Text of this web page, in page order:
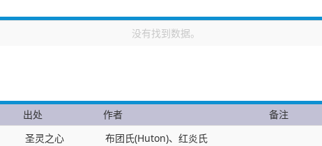
没有找到数据。
出处 作者
备注
圣灵之心 布团氏(Huton)、红炎氏